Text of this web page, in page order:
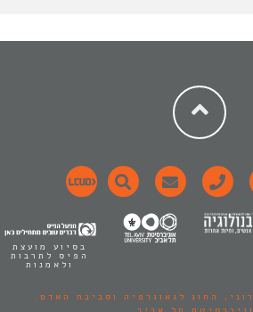
בסיוע מועצת
הפיס לתרבות
ולאמנות
החוג לגאוגרפיה וסביבת האדם.